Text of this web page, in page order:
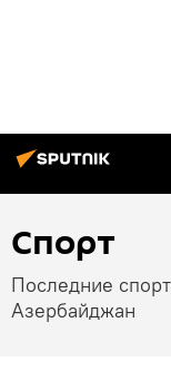
Спорт
Последние
Азербайджан